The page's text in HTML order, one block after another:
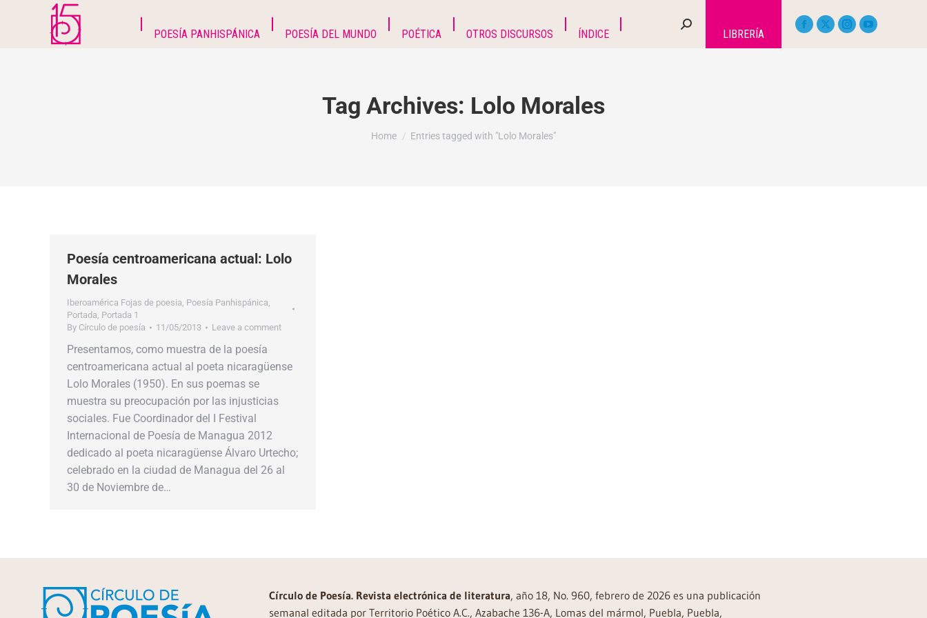
POESÍA PANHISPÁNICA POESÍA DEL MUNDO POÉTICA OTROS DISCURSOS ÍNDICE LIBRERÍA
Tag Archives: Lolo Morales
You are here:
Home Entries tagged with "Lolo Morales"
Poesía centroamericana actual: Lolo
Morales
Iberoamérica Fojas de poesia, Poesía Panhispánica,
Portada, Portada 1
By Círculo de poesía 11/05/2013 Leave a comment
Presentamos, como muestra de la poesía
centroamericana actual al poeta nicaragüense
Lolo Morales (1950). En sus poemas se
muestra su preocupación por las injusticias
sociales. Fue Coordinador del I Festival
Internacional de Poesía de Managua 2012
dedicado al poeta nicaragüense Álvaro Urtecho;
celebrado en la ciudad de Managua del 26 al
30 de Noviembre de…
Círculo de Poesía. Revista electrónica de literatura, año 18, No. 960, febrero de 2026 es una publicación
semanal editada por Territorio Poético A.C., Azabache 136-A, Lomas del mármol, Puebla, Puebla,